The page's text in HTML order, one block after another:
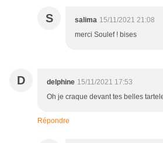
S salima 15/11/2021 21:08
merci Soulef ! bises
D delphine 15/11/2021 17:53
Oh je craque devant tes belles
Répondre